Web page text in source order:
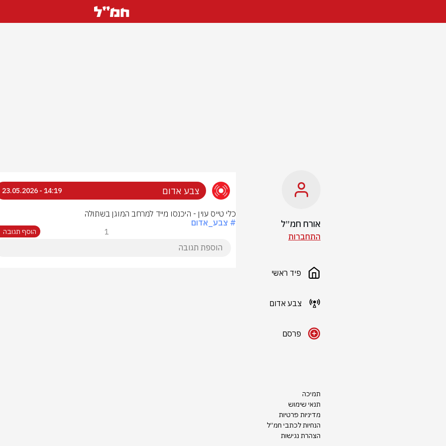
אורח חמ״ל
התחברות
פיד ראשי
צבע אדום
פרסם
תמיכה
תנאי שימוש
מדיניות פרטיות
הנחיות לכתבי חמ״ל
הצהרת נגישות
צבע אדום 14:19 - 23.05.2026
כלי טייס עוין - היכנסו מייד למרחב המוגן בשתולה
# צבע_אדום
1 הוסף תגובה